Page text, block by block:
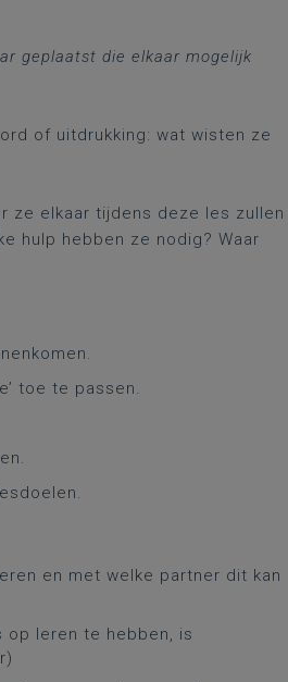
geplaatst die elkaar mogelijk
of uitdrukking: wat wisten ze
ze elkaar tijdens deze les zullen
hulp hebben ze nodig? Waar
toe te passen.
en met welke partner dit kan
op leren te hebben, is